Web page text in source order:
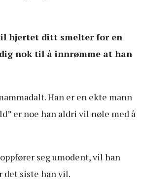
hjertet ditt smelter for en
nok til å innrømme at han
Han er en ekte mann
er noe han aldri vil nøle med å
seg umodent, vil han
det siste han vil.